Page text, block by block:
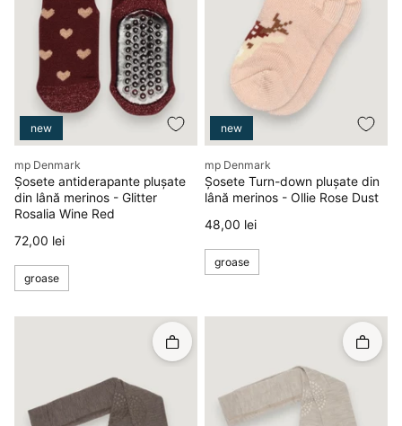
Șosete antiderapante plușate
din lână merinos - Glitter
Rosalia Wine Red
new
Producător
mp Denmark
Preț
72,00 lei
groase
Șosete Turn-down plușate din
lână merinos - Ollie Rose Dust
new
Producător
mp Denmark
Preț
48,00 lei
groase
Rapid în coș Rapid